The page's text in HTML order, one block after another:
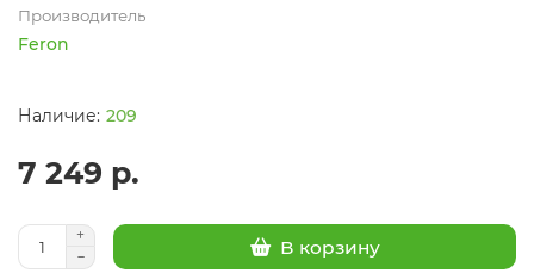
Производитель
Feron
209
7 249 р.
В корзину